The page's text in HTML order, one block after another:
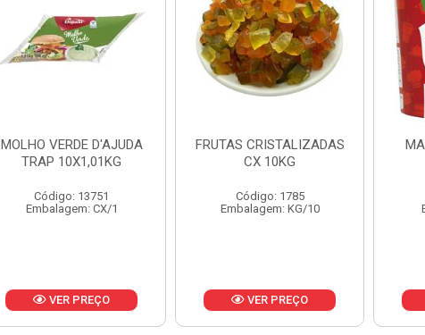
FRUTAS CRISTALIZADAS
CX 10KG
Código: 1785
Embalagem: KG/10
VER PREÇO
MARGARINA PRIMOR
BALDE 3KG
Código: 1801
Embalagem: BD/1
VER PREÇO